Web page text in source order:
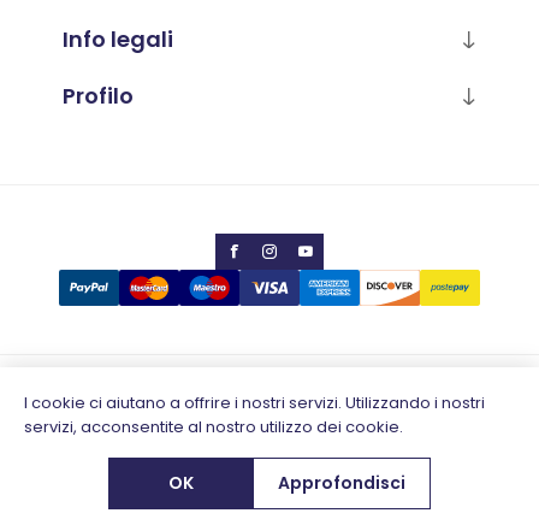
Info legali
Profilo
Copyright © 2026 Calabria Luana
Partita IVA 02796930648
Designed bye-direct.it
Powered by
nopCommerce
I cookie ci aiutano a offrire i nostri servizi. Utilizzando i nostri
servizi, acconsentite al nostro utilizzo dei cookie.
OK Approfondisci